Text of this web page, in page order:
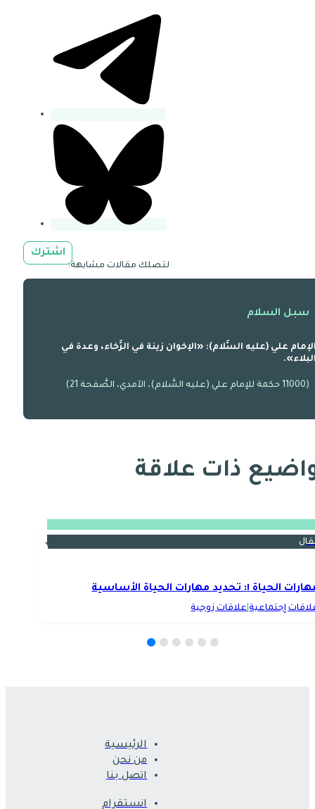
اشترك
لتصلك مقالات مشابهة:
سبل السلام
علي (عليه السَّلام): «الإخوان زينة في الرَّخاء، وعدة في
(11000 حكمة للإمام علي (عليه السَّلام)، الآمدي، الصَّفحة 21)
ذات علاقة
الحياة ١: تحديد مهارات الحياة الأساسية
إجتماعية|علاقات زوجية
الرئيسية
من نحن
اتصل بنا
انستقرام